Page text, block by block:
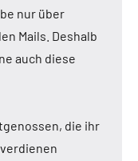
nur über
Mails. Deshalb
auch diese
die ihr